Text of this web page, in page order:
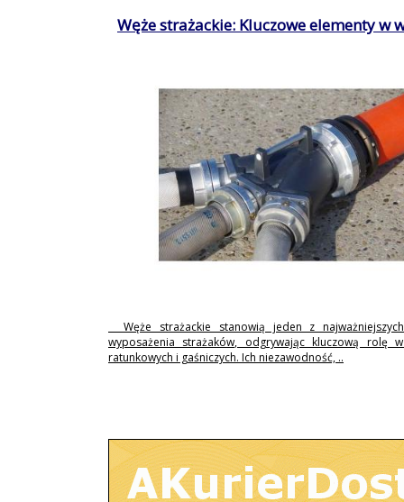
Węże strażackie: Kluczowe elementy w
Węże strażackie stanowią jeden z
wyposażenia strażaków, odgrywając kluczową rolę w
ratunkowych i gaśniczych. Ich niezawodność, ..